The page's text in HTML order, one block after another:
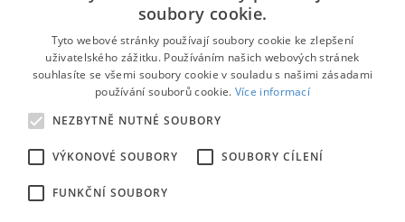
/ מְדִינַת יִשְׂרָאֵל
Alžírsko, Maroko a Tunisko
/ الجزائر والمغرب وتونس
Blízký východ/ Middle East
Vydavatel
Inzerujte u nás
Podmínky a pravidla
Zásady ochrany osobních údajů
© 2026 - Všechna práva vyhrazena – Dental Tribune International
ENGLISH
PORTUGUESE
soubory cookie.
Tyto webové stránky používají soubory cookie ke zlepšení
uživatelského zážitku. Používáním našich webových stránek
souhlasíte se všemi soubory cookie v souladu s našimi zásadami
používání souborů cookie. Více informací
NEZBYTNĚ NUTNÉ SOUBORY
VÝKONOVÉ SOUBORY SOUBORY CÍLENÍ
FUNKČNÍ SOUBORY